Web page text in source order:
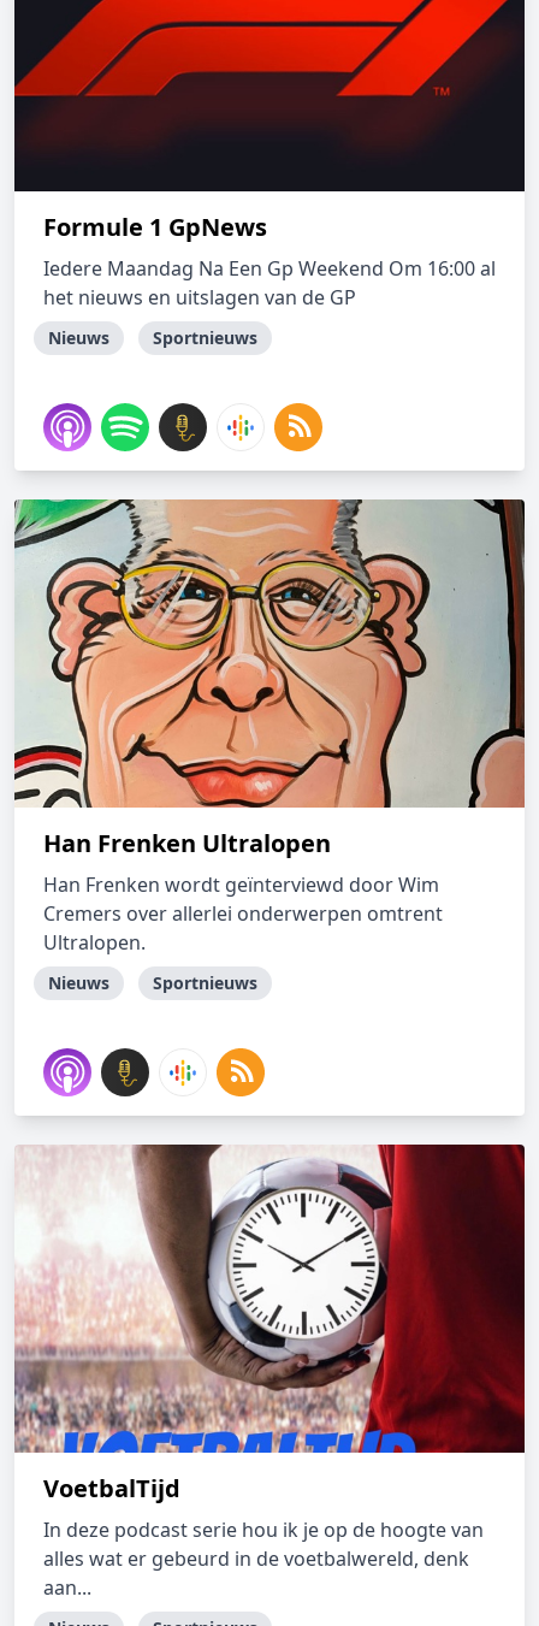
Formule 1 GpNews
Iedere Maandag Na Een Gp Weekend Om 16:00 al
het nieuws en uitslagen van de GP
Nieuws Sportnieuws
Han Frenken Ultralopen
Han Frenken wordt geïnterviewd door Wim
Cremers over allerlei onderwerpen omtrent
Ultralopen.
Nieuws Sportnieuws
VoetbalTijd
In deze podcast serie hou ik je op de hoogte van
alles wat er gebeurd in de voetbalwereld, denk
aan...